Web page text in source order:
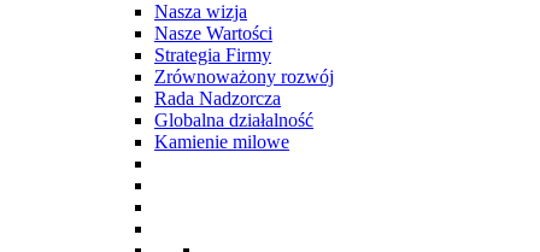
Nasza wizja
Nasze Wartości
Strategia Firmy
Zrównoważony rozwój
Rada Nadzorcza
Globalna działalność
Kamienie milowe